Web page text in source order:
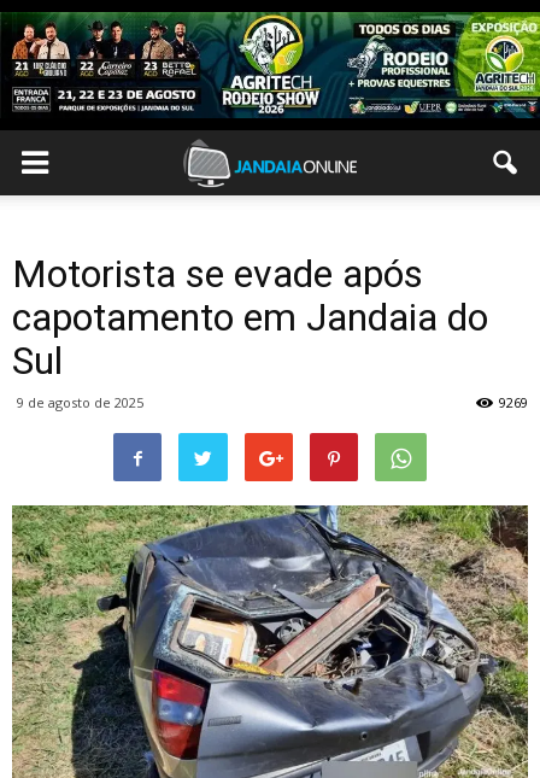
Motorista se evade após
capotamento em Jandaia do
Sul
9 de agosto de 2025 9269